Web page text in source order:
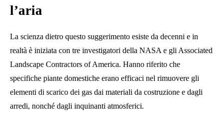
l’aria
La scienza dietro questo suggerimento esiste da decenni e in
realtà è iniziata con tre investigatori della NASA e gli Associated
Landscape Contractors of America. Hanno riferito che
specifiche piante domestiche erano efficaci nel rimuovere gli
elementi di scarico dei gas dai materiali da costruzione e dagli
arredi, nonché dagli inquinanti atmosferici.